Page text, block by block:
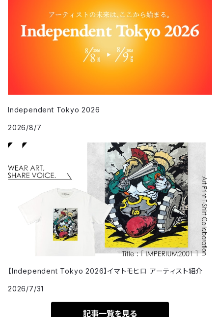
Independent Tokyo 2026
2026/8/7
【Independent Tokyo 2026】イマトモヒロ アーティスト紹介
2026/7/31
記事一覧を見る